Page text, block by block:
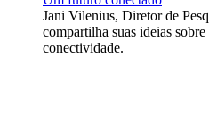
Jani Vilenius, Diretor de
compartilha suas ideias
conectividade.